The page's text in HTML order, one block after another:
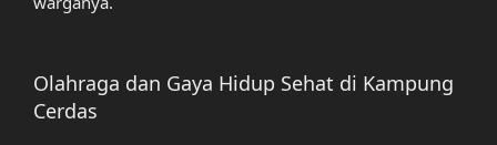
Olahraga dan Gaya Hidup Sehat di Kampung
Cerdas